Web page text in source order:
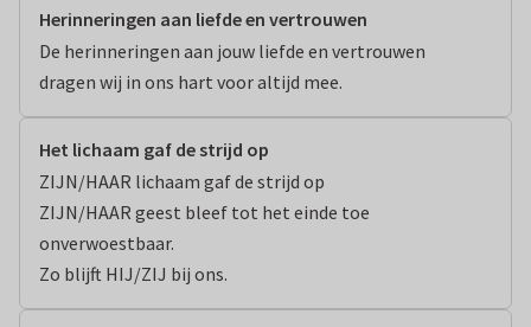
Herinneringen aan liefde en vertrouwen
De herinneringen aan jouw liefde en vertrouwen
dragen wij in ons hart voor altijd mee.
Het lichaam gaf de strijd op
ZIJN/HAAR lichaam gaf de strijd op
ZIJN/HAAR geest bleef tot het einde toe
onverwoestbaar.
Zo blijft HIJ/ZIJ bij ons.